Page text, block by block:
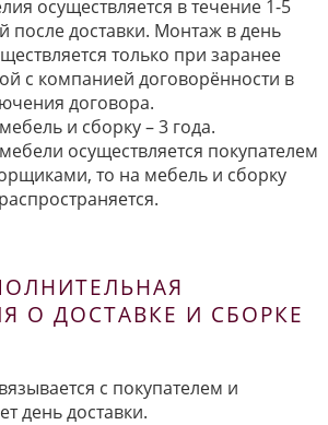
осуществляется в течение 1-5
после доставки. Монтаж в день
только при заранее
с компанией договорённости в
договора.
и сборку – 3 года.
осуществляется покупателем
то на мебель и сборку
О ДОСТАВКЕ И СБОРКЕ
с покупателем и
день доставки.